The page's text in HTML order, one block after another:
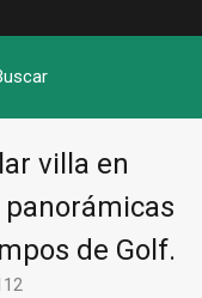
villa en
de Golf.